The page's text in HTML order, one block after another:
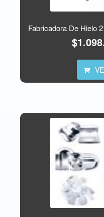
Fabricadora De Hielo